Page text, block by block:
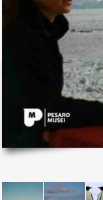
Exibart.service -